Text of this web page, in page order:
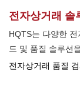
전자상거래 솔
HQTS는 다양한
드 및 품질 솔루션
전자상거래 품질